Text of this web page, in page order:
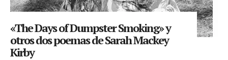
«The Days of Dumpster Smoking» y
otros dos poemas de Sarah Mackey
Kirby